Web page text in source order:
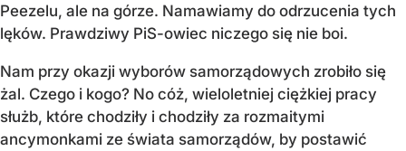
Peezelu, ale na górze. Namawiamy do odrzucenia tych
lęków. Prawdziwy PiS-owiec niczego się nie boi.
Nam przy okazji wyborów samorządowych zrobiło się
żal. Czego i kogo? No cóż, wieloletniej ciężkiej pracy
służb, które chodziły i chodziły za rozmaitymi
ancymonkami ze świata samorządów, by postawić